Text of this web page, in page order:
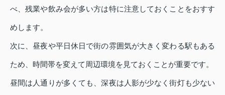
べ、残業や飲み会が多い方は特に注意しておくことをおすす
めします。
次に、昼夜や平日休日で街の雰囲気が大きく変わる駅もある
ため、時間帯を変えて周辺環境を見ておくことが重要です。
昼間は人通りが多くても、深夜は人影が少なく街灯も少ない